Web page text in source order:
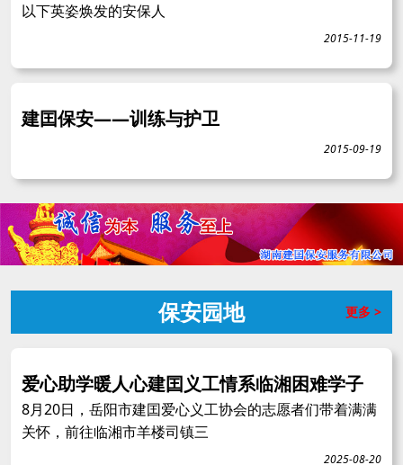
以下英姿焕发的安保人
2015-11-19
建囯保安——训练与护卫
2015-09-19
保安园地 更多 >
爱心助学暖人心建囯义工情系临湘困难学子
8月20日，岳阳市建囯爱心义工协会的志愿者们带着满满
关怀，前往临湘市羊楼司镇三
2025-08-20